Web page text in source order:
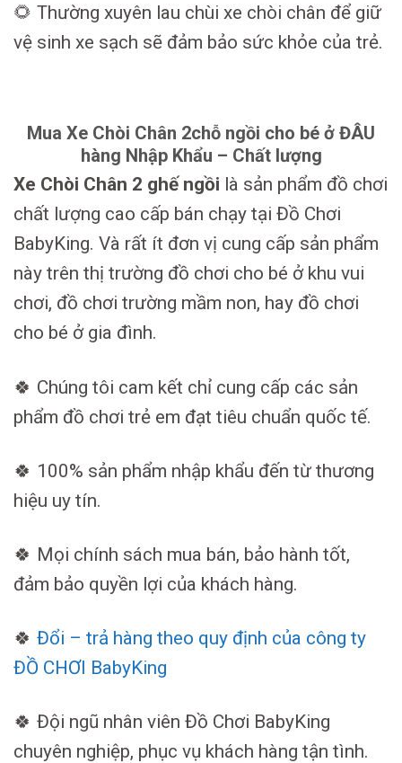
🌻 Thường xuyên lau chùi xe chòi chân để giữ
vệ sinh xe sạch sẽ đảm bảo sức khỏe của trẻ.
Mua Xe Chòi Chân 2chỗ ngồi cho bé ở ĐÂU
hàng Nhập Khẩu – Chất lượng
Xe Chòi Chân 2 ghế ngồi là sản phẩm đồ chơi
chất lượng cao cấp bán chạy tại Đồ Chơi
BabyKing. Và rất ít đơn vị cung cấp sản phẩm
này trên thị trường đồ chơi cho bé ở khu vui
chơi, đồ chơi trường mầm non, hay đồ chơi
cho bé ở gia đình.
🍀 Chúng tôi cam kết chỉ cung cấp các sản
phẩm đồ chơi trẻ em đạt tiêu chuẩn quốc tế.
🍀 100% sản phẩm nhập khẩu đến từ thương
hiệu uy tín.
🍀 Mọi chính sách mua bán, bảo hành tốt,
đảm bảo quyền lợi của khách hàng.
🍀 Đổi – trả hàng theo quy định của công ty
ĐỒ CHƠI BabyKing
🍀 Đội ngũ nhân viên Đồ Chơi BabyKing
chuyên nghiệp, phục vụ khách hàng tận tình.